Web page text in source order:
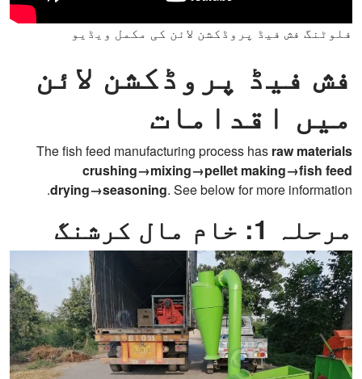
فلوٹنگ فش فیڈ پروڈکشن لائن کی مکمل ویڈیو
فش فیڈ پروڈکشن لائن
میں اقدامات
The fish feed manufacturing process has raw materials
crushing→mixing→pellet making→fish feed
drying→seasoning. See below for more information.
مرحلہ 1: خام مال کرشنگ